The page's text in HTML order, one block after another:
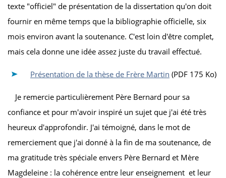
texte "officiel" de présentation de la dissertation qu'on doit
fournir en même temps que la bibliographie officielle, six
mois environ avant la soutenance. C'est loin d'être complet,
mais cela donne une idée assez juste du travail effectué.
Présentation de la thèse de Frère Martin (PDF 175 Ko)
Je remercie particulièrement Père Bernard pour sa
confiance et pour m'avoir inspiré un sujet que j'ai été très
heureux d'approfondir. J'ai témoigné, dans le mot de
remerciement que j'ai donné à la fin de ma soutenance, de
ma gratitude très spéciale envers Père Bernard et Mère
Magdeleine : la cohérence entre leur enseignement et leur